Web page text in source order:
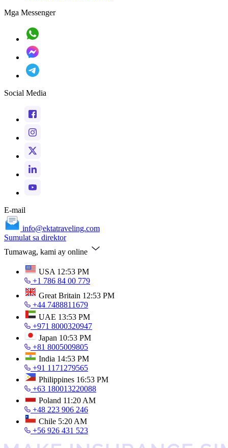
Mga Messenger
Social Media
E-mail
info@ektatraveling.com
Sumulat sa direktor
Tumawag, kami ay online
USA 12:53 PM
+1 786 84 00 779
Great Britain 12:53 PM
+44 7488811679
UAE 13:53 PM
+971 8000320947
Japan 10:53 PM
+81 8005009805
India 14:53 PM
+91 1171279565
Philippines 16:53 PM
+63 180013220088
Poland 11:20 AM
+48 223 906 246
Chile 5:20 AM
+56 926 431 523